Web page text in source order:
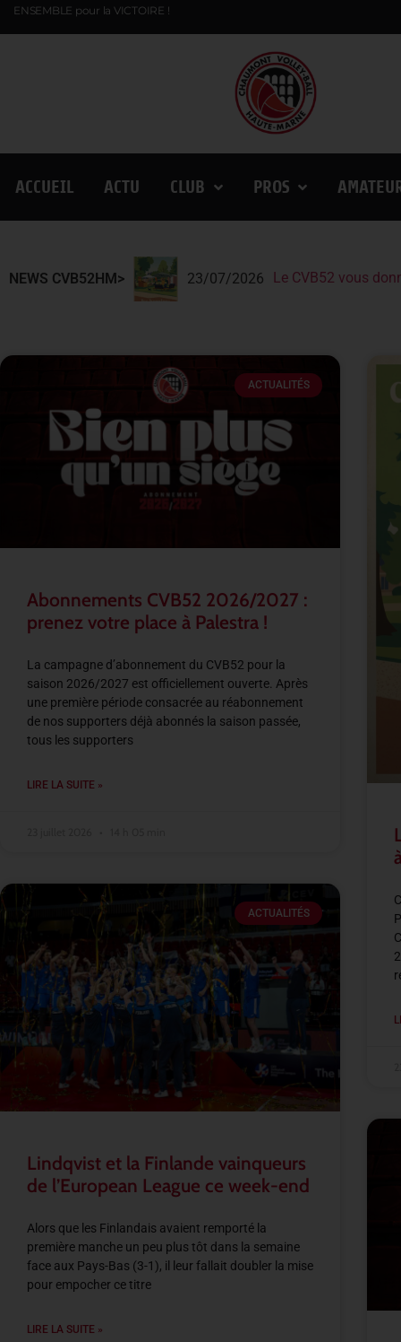
ENSEMBLE pour la VICTOIRE !
ACCUEIL ACTU CLUB PROS
NEWS CVB52HM> 23/07/2026 Le CVB52 vous
Le CVB52 présent
Lindqvist et la
ACTUALITÉS
Abonnements CVB52 2026/2027 :
prenez votre place à Palestra !
La campagne d’abonnement du CVB52 pour la
saison 2026/2027 est officiellement ouverte. Après
une première période consacrée au réabonnement
de nos supporters déjà abonnés la saison passée,
tous les supporters
LIRE LA SUITE »
ACTUALITÉS
Lindqvist et la Finlande vainqueurs
de l’European League ce week-end
Alors que les Finlandais avaient remporté la
première manche un peu plus tôt dans la semaine
face aux Pays-Bas (3-1), il leur fallait doubler la mise
pour empocher ce titre
LIRE LA SUITE »